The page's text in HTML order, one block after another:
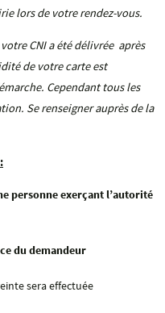
lors de votre rendez-vous.
CNI a été délivrée après
de votre carte est
Cependant tous les
Se renseigner auprès de la
personne exerçant l’autorité
du demandeur
sera effectuée